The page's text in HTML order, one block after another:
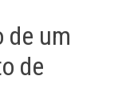
de um
de